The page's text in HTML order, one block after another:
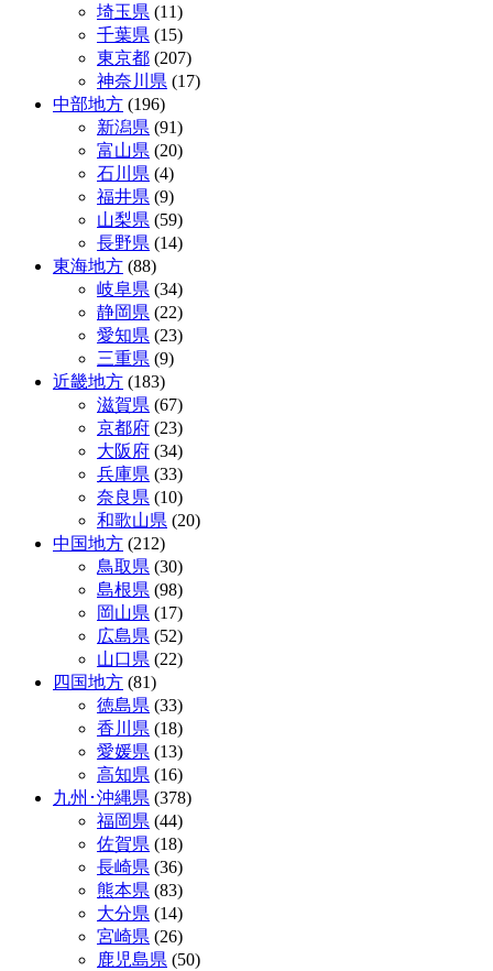
埼玉県 (11)
千葉県 (15)
東京都 (207)
神奈川県 (17)
中部地方 (196)
新潟県 (91)
富山県 (20)
石川県 (4)
福井県 (9)
山梨県 (59)
長野県 (14)
東海地方 (88)
岐阜県 (34)
静岡県 (22)
愛知県 (23)
三重県 (9)
近畿地方 (183)
滋賀県 (67)
京都府 (23)
大阪府 (34)
兵庫県 (33)
奈良県 (10)
和歌山県 (20)
中国地方 (212)
鳥取県 (30)
島根県 (98)
岡山県 (17)
広島県 (52)
山口県 (22)
四国地方 (81)
徳島県 (33)
香川県 (18)
愛媛県 (13)
高知県 (16)
九州･沖縄県 (378)
福岡県 (44)
佐賀県 (18)
長崎県 (36)
熊本県 (83)
大分県 (14)
宮崎県 (26)
鹿児島県 (50)